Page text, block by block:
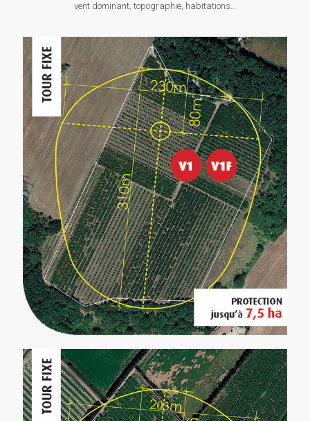
vent dominant, topographie, habitations…